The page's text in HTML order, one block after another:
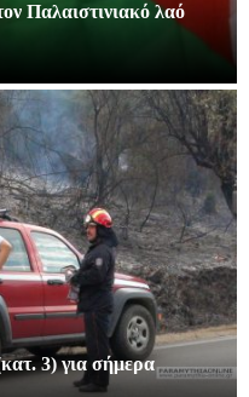
Παλαιστινιακό λαό
3) για σήμερα